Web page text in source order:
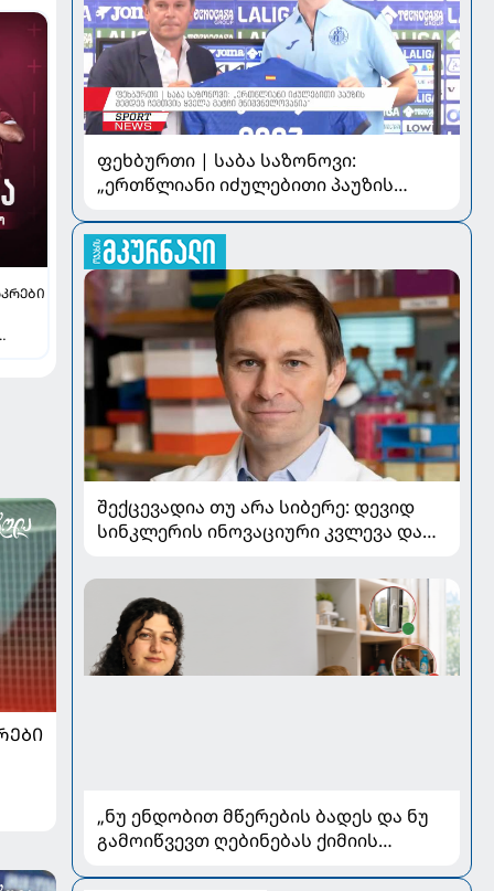
ფეხბურთი | საბა საზონოვი:
„ერთწლიანი იძულებითი პაუზის
მნიშვნელოვანია“
შექცევადია თუ არა სიბერე: დევიდ
სინკლერის ინოვაციური კვლევა და
„ნუ ენდობით მწერების ბადეს და ნუ
გამოიწვევთ ღებინებას ქიმიის